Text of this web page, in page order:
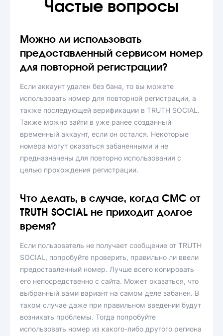
Частые вопросы
Можно ли использовать
предоставленный сервисом номер
для повторной регистрации?
Если аккаунт удален без бана, то вы можете
использовать номер для повторной регистрации, а
также последующей верификации в TRUTH SOCIAL.
Также можно зайти в уже ранее созданный
временный аккаунт, если он остался. Некоторые
номера могут оказаться забаненными и не
предназначены для повторно использования с
целью прохождения регистрации.
Что делать, в случае, когда СМС от
TRUTH SOCIAL не приходит долгое
время?
Если пользователь не получает сообщение от TRUTH
SOCIAL, попробуйте проверить, правильно ли ввели
предоставленный номер. Лучше всего копировать
его непосредственно с сайта. Может оказаться, что
выбранный вами вариант на самом деле забанен. В
таком случае даже при правильном введении будут
возникать проблемы. Тогда попробуйте
использовать номер из какого-либо другого региона